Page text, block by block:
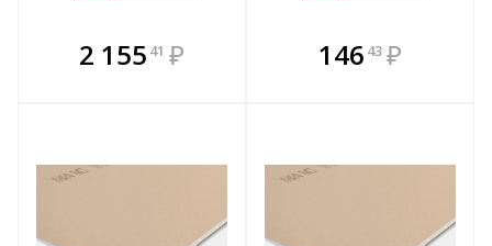
2 155 41 ₽
В комплекте
всегда выгоднее!
В комплекте
всегда выгоднее!
146 43 ₽